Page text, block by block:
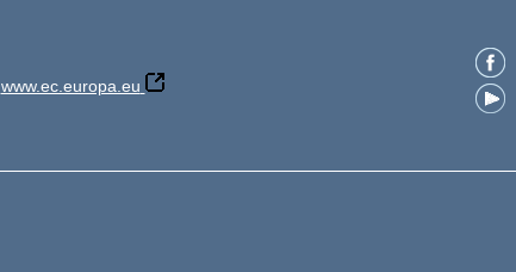
www.ec.europa.eu